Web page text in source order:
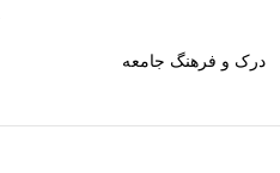
درک و فرهنگ جامعه